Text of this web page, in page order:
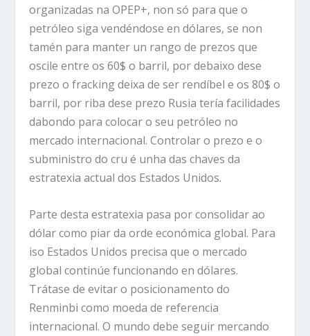
organizadas na OPEP+, non só para que o
petróleo siga vendéndose en dólares, se non
tamén para manter un rango de prezos que
oscile entre os 60$ o barril, por debaixo dese
prezo o fracking deixa de ser rendíbel e os 80$ o
barril, por riba dese prezo Rusia tería facilidades
dabondo para colocar o seu petróleo no
mercado internacional. Controlar o prezo e o
subministro do cru é unha das chaves da
estratexia actual dos Estados Unidos.
Parte desta estratexia pasa por consolidar ao
dólar como piar da orde económica global. Para
iso Estados Unidos precisa que o mercado
global continúe funcionando en dólares.
Trátase de evitar o posicionamento do
Renminbi como moeda de referencia
internacional. O mundo debe seguir mercando